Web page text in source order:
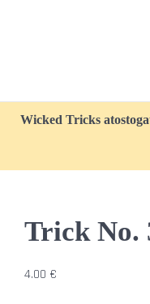
Wicked Tricks
Trick No.
4.00 €